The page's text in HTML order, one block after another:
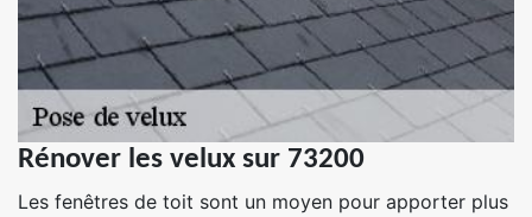
Rénover les velux sur 73200
Les fenêtres de toit sont un moyen pour apporter plus